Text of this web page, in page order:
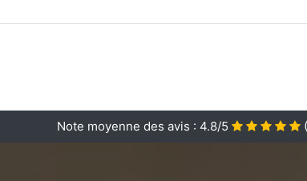
Note moyenne des avis : 4.8/5 (